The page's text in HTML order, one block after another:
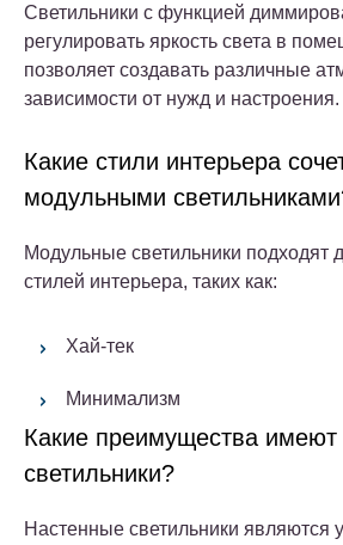
Светильники с функцией
регулировать яркость света в
позволяет создавать различные
зависимости от нужд и настроения.
Какие стили интерьера
модульными
Модульные светильники подходят
стилей интерьера, таких как:
Хай-тек
Минимализм
Какие преимущества имеют
светильники?
Настенные светильники являются